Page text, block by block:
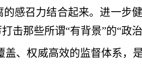
感召力结合起来。进一步
击那些所谓“有背景”的“政治
、权威高效的监督体系，